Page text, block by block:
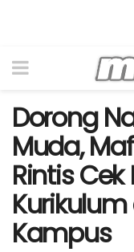
Dorong
Muda,
Rintis
Kampus